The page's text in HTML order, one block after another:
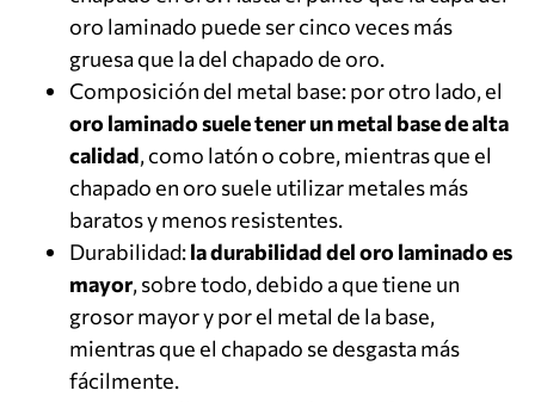
oro laminado puede ser cinco veces más
gruesa que la del chapado de oro.
Composición del metal base: por otro lado, el
oro laminado suele tener un metal base de alta
calidad, como latón o cobre, mientras que el
chapado en oro suele utilizar metales más
baratos y menos resistentes.
Durabilidad:la durabilidad del oro laminado es
mayor, sobre todo, debido a que tiene un
grosor mayor y por el metal de la base,
mientras que el chapado se desgasta más
fácilmente.